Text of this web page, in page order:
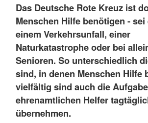
Das Deutsche Rote Kreuz ist
Menschen Hilfe benötigen - sei
einem Verkehrsunfall, einer
Naturkatastrophe oder bei
Senioren. So unterschiedlich
sind, in denen Menschen Hilfe
vielfältig sind auch die
ehrenamtlichen Helfer
übernehmen.